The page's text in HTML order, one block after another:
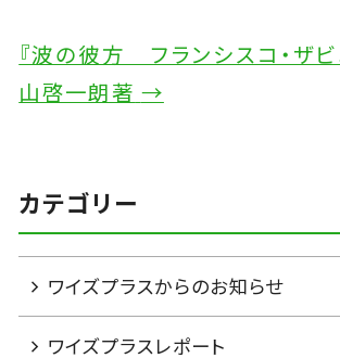
『波の彼方 フランシスコ・ザ
山啓一朗著 →
カテゴリー
ワイズプラスからのお知らせ
ワイズプラスレポート